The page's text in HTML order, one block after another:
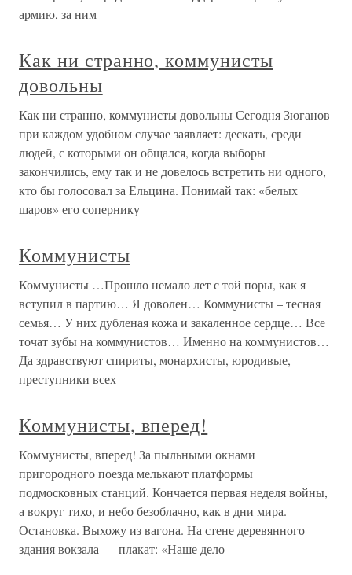
армию, за ним
Как ни странно, коммунисты
довольны
Как ни странно, коммунисты довольны Сегодня Зюганов
при каждом удобном случае заявляет: дескать, среди
людей, с которыми он общался, когда выборы
закончились, ему так и не довелось встретить ни одного,
кто бы голосовал за Ельцина. Понимай так: «белых
шаров» его сопернику
Коммунисты
Коммунисты …Прошло немало лет с той поры, как я
вступил в партию… Я доволен… Коммунисты – тесная
семья… У них дубленая кожа и закаленное сердце… Все
точат зубы на коммунистов… Именно на коммунистов…
Да здравствуют спириты, монархисты, юродивые,
преступники всех
Коммунисты, вперед!
Коммунисты, вперед! За пыльными окнами
пригородного поезда мелькают платформы
подмосковных станций. Кончается первая неделя войны,
а вокруг тихо, и небо безоблачно, как в дни мира.
Остановка. Выхожу из вагона. На стене деревянного
здания вокзала — плакат: «Наше дело